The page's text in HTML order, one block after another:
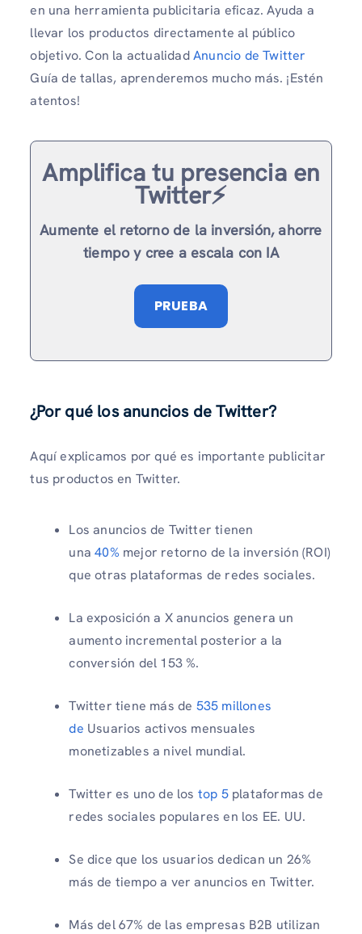
en una herramienta publicitaria eficaz. Ayuda a
llevar los productos directamente al público
objetivo. Con la actualidadAnuncio de Twitter
Guía de tallas, aprenderemos mucho más. ¡Estén
atentos!
Amplifica tu presencia en
Twitter⚡️
Aumente el retorno de la inversión, ahorre
tiempo y cree a escala con IA
PRUEBA
¿Por qué los anuncios de Twitter?
Aquí explicamos por qué es importante publicitar
tus productos en Twitter.
Los anuncios de Twitter tienen
una40% mejor retorno de la inversión (ROI)
que otras plataformas de redes sociales.
La exposición a X anuncios genera un
aumento incremental posterior a la
conversión del 153 %.
Twitter tiene más de 535 millones
de Usuarios activos mensuales
monetizables a nivel mundial.
Twitter es uno de los top 5 plataformas de
redes sociales populares en los EE. UU.
Se dice que los usuarios dedican un 26%
más de tiempo a ver anuncios en Twitter.
Más del 67% de las empresas B2B utilizan